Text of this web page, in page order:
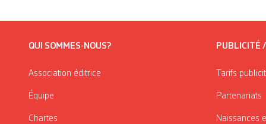
QUI SOMMES-NOUS?
Association éditrice
Équipe
Chartes
PUBLICITÉ
Tarifs
Partenariats
Naissances